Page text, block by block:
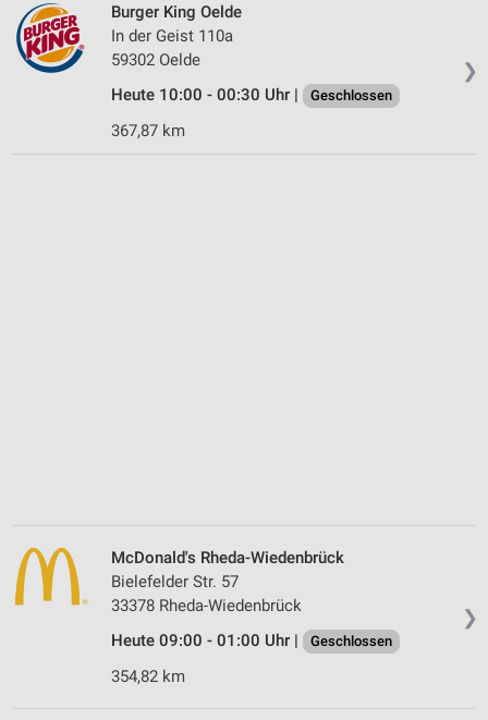
❯
Burger King Oelde
In der Geist 110a
59302 Oelde
Heute 10:00 - 00:30 Uhr |
Geschlossen
367,87 km
❯
McDonald's Rheda-Wiedenbrück
Bielefelder Str. 57
33378 Rheda-Wiedenbrück
Heute 09:00 - 01:00 Uhr |
Geschlossen
354,82 km